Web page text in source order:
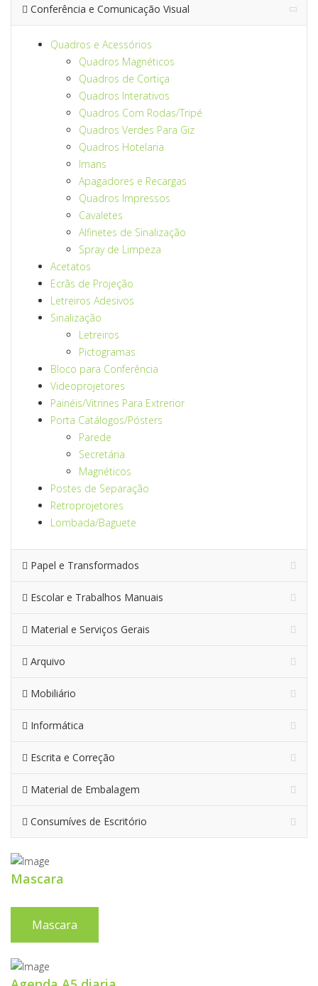
Conferência e Comunicação Visual
Quadros e Acessórios
Quadros Magnéticos
Quadros de Cortiça
Quadros Interativos
Quadros Com Rodas/Tripé
Quadros Verdes Para Giz
Quadros Hotelaria
Imans
Apagadores e Recargas
Quadros Impressos
Cavaletes
Alfinetes de Sinalização
Spray de Limpeza
Acetatos
Ecrãs de Projeção
Letreiros Adesivos
Sinalização
Letreiros
Pictogramas
Bloco para Conferência
Videoprojetores
Painéis/Vitrines Para Extrerior
Porta Catálogos/Pósters
Parede
Secretária
Magnéticos
Postes de Separação
Retroprojetores
Lombada/Baguete
Papel e Transformados
Escolar e Trabalhos Manuais
Material e Serviços Gerais
Arquivo
Mobiliário
Informática
Escrita e Correção
Material de Embalagem
Consumíves de Escritório
Mascara
Mascara